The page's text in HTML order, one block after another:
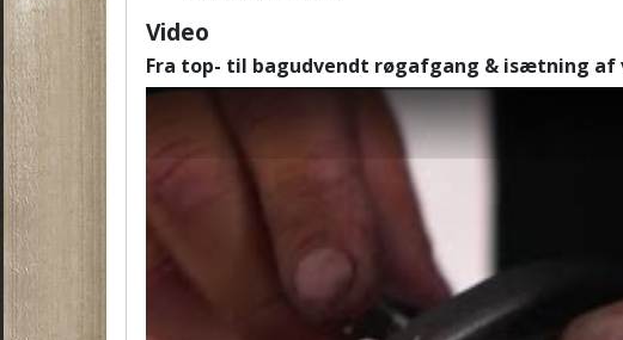
Video
Fra top- til bagudvendt røgafgang & isætning af